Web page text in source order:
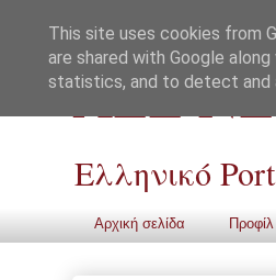
ALL
Ελληνικό
Αρχική σελίδα Προφίλ
This site uses cookies from
are shared with Google
statistics, and to detect and